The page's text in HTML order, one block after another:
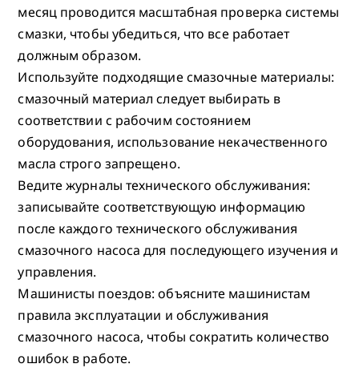
месяц проводится масштабная проверка системы
смазки, чтобы убедиться, что все работает
должным образом.
Используйте подходящие смазочные материалы:
смазочный материал следует выбирать в
соответствии с рабочим состоянием
оборудования, использование некачественного
масла строго запрещено.
Ведите журналы технического обслуживания:
записывайте соответствующую информацию
после каждого технического обслуживания
смазочного насоса для последующего изучения и
управления.
Машинисты поездов: объясните машинистам
правила эксплуатации и обслуживания
смазочного насоса, чтобы сократить количество
ошибок в работе.